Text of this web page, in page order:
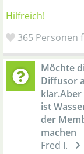
Hilfreich!
365 Personen
Möchte
Diffusor
ist
der
machen
Fred I.